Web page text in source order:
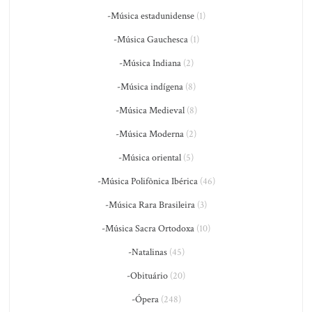
-Música estadunidense(1)
-Música Gauchesca(1)
-Música Indiana(2)
-Música indígena(8)
-Música Medieval(8)
-Música Moderna (2)
-Música oriental (5)
-Música Polifônica Ibérica(46)
-Música Rara Brasileira (3)
-Música Sacra Ortodoxa (10)
-Natalinas(45)
-Obituário (20)
-Ópera(248)